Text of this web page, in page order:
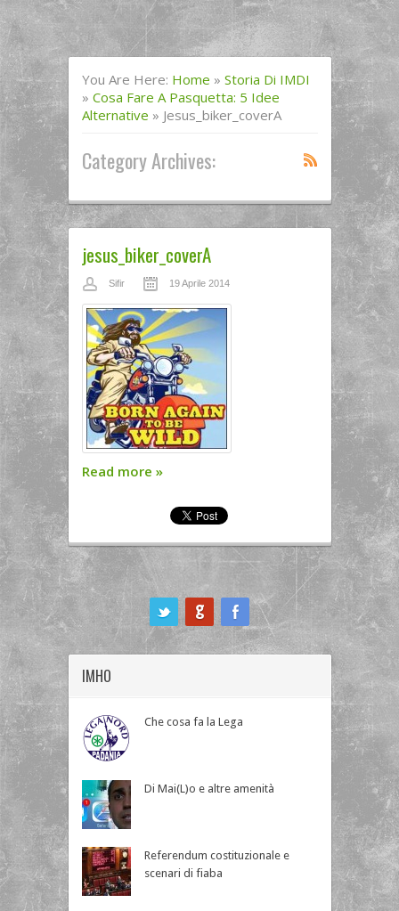
You Are Here: Home » Storia Di IMDI
» Cosa Fare A Pasquetta: 5 Idee
Alternative » Jesus_biker_coverA
Category Archives:
jesus_biker_coverA
Sifir 19 Aprile 2014
Read more »
IMHO
Che cosa fa la Lega
Di Mai(L)o e altre amenità
Referendum costituzionale e
scenari di fiaba